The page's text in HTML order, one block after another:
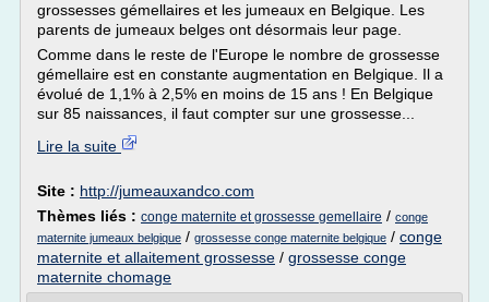
grossesses gémellaires et les jumeaux en Belgique. Les
parents de jumeaux belges ont désormais leur page.
Comme dans le reste de l'Europe le nombre de grossesse
gémellaire est en constante augmentation en Belgique. Il a
évolué de 1,1% à 2,5% en moins de 15 ans ! En Belgique
sur 85 naissances, il faut compter sur une grossesse...
Lire la suite
Site : http://jumeauxandco.com
Thèmes liés : conge maternite et grossesse gemellaire / conge
maternite jumeaux belgique / grossesse conge maternite belgique / conge
maternite et allaitement grossesse / grossesse conge
maternite chomage